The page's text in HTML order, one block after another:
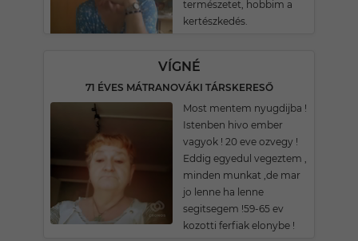
természetet, hobbim a
kertészkedés.
VÍGNÉ
71 ÉVES MÁTRANOVÁKI TÁRSKERESŐ
Most mentem nyugdijba !
Istenben hivo ember
vagyok ! 20 eve ozvegy !
Eddig egyedul vegeztem ,
minden munkat ,de mar
jo lenne ha lenne
segitsegem !59-65 ev
kozotti ferfiak elonybe !